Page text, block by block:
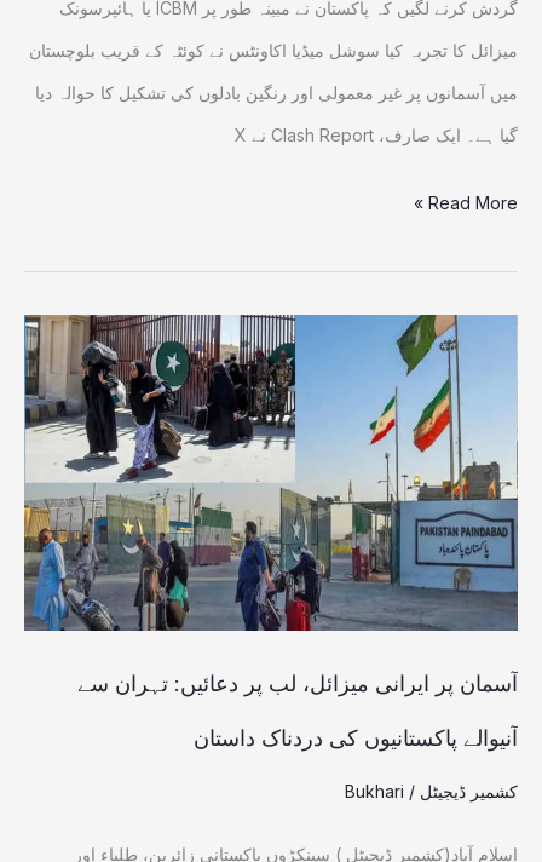
گردش کرنے لگیں کہ پاکستان نے مبینہ طور پر ICBM یا ہائپرسونک
میزائل کا تجربہ کیا سوشل میڈیا اکاونٹس نے کوئٹہ کے قریب بلوچستان
میں آسمانوں پر غیر معمولی اور رنگین بادلوں کی تشکیل کا حوالہ دیا
گیا ہے۔ ایک صارف، Clash Report نے X
Read More »
آسمان پر ایرانی میزائل، لب پر دعائیں: تہران سے
آنیوالے پاکستانیوں کی دردناک داستان
کشمیر ڈیجیٹل /
Bukhari
اسلام آباد(کشمیر ڈیجیٹل ) سینکڑوں پاکستانی زائرین، طلباء اور
میزائل،
لب
دعائیں:
تہران
سے
پاکستانیوں
کی
دردناک